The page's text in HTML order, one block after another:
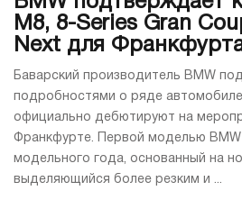
M8, 8-Series Gran
Next для
Баварский производитель BMW
подробностями о ряде
официально дебютируют на
Франкфурте. Первой моделью BMW
модельного года, основанный на
выделяющийся более резким и ...